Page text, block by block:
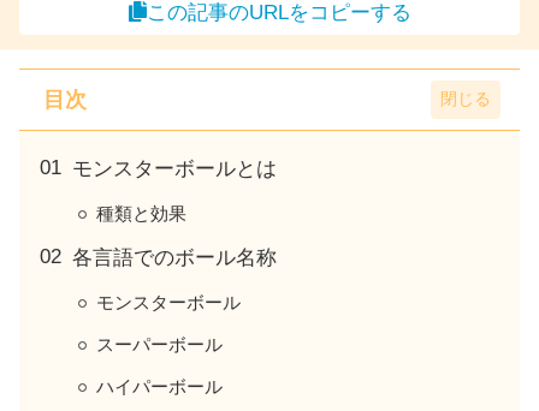
この記事のURLをコピーする
目次
モンスターボールとは
種類と効果
各言語でのボール名称
モンスターボール
スーパーボール
ハイパーボール